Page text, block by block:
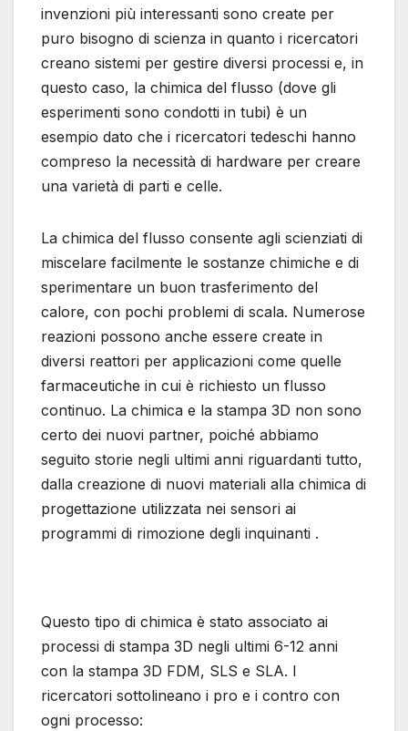
invenzioni più interessanti sono create per
puro bisogno di scienza in quanto i ricercatori
creano sistemi per gestire diversi processi e, in
questo caso, la chimica del flusso (dove gli
esperimenti sono condotti in tubi) è un
esempio dato che i ricercatori tedeschi hanno
compreso la necessità di hardware per creare
una varietà di parti e celle.
La chimica del flusso consente agli scienziati di
miscelare facilmente le sostanze chimiche e di
sperimentare un buon trasferimento del
calore, con pochi problemi di scala. Numerose
reazioni possono anche essere create in
diversi reattori per applicazioni come quelle
farmaceutiche in cui è richiesto un flusso
continuo. La chimica e la stampa 3D non sono
certo dei nuovi partner, poiché abbiamo
seguito storie negli ultimi anni riguardanti tutto,
dalla creazione di nuovi materiali alla chimica di
progettazione utilizzata nei sensori ai
programmi di rimozione degli inquinanti .
Questo tipo di chimica è stato associato ai
processi di stampa 3D negli ultimi 6-12 anni
con la stampa 3D FDM, SLS e SLA. I
ricercatori sottolineano i pro e i contro con
ogni processo: